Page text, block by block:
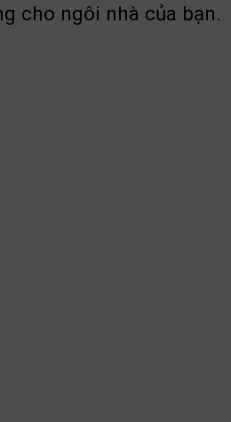
cho ngôi nhà của bạn.